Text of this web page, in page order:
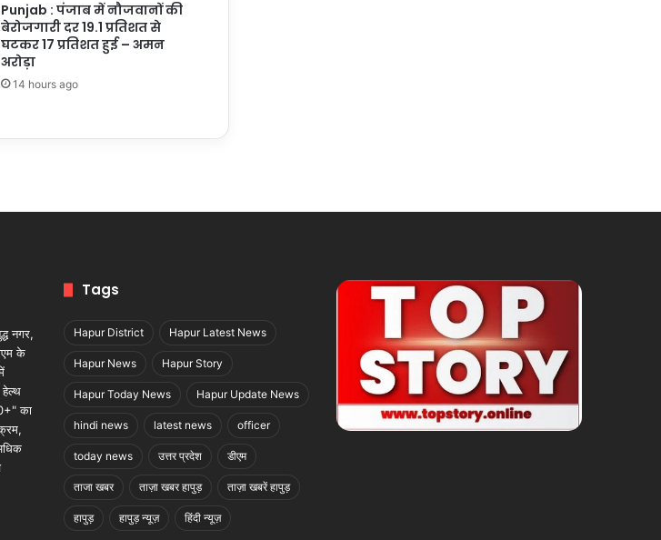
Punjab : पंजाब में नौजवानों की
बेरोजगारी दर 19.1 प्रतिशत से
घटकर 17 प्रतिशत हुई – अमन
अरोड़ा
14 hours ago
Tags
Hapur District Hapur Latest News
Hapur News Hapur Story
Hapur Today News Hapur Update News
hindi news latest news officer
today news उत्तर प्रदेश डीएम
ताजा खबर ताज़ा खबर हापुड़ ताज़ा खबरें हापुड़
हापुड़ हापुड़ न्यूज़ हिंदी न्यूज़